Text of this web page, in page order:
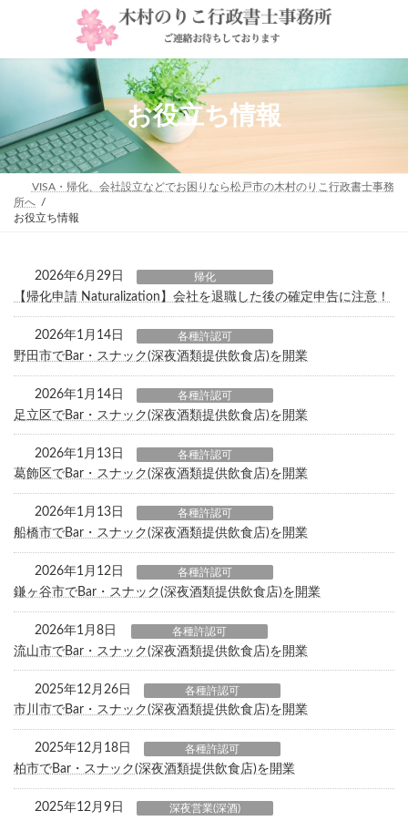
ン
ッ
プ
ー
移
動
お役立ち情報
VISA・帰化、会社設立などでお困りなら松戸市の木村のりこ行政書士事務
所へ
お役立ち情報
2026年6月29日 帰化
【帰化申請 Naturalization】会社を退職した後の確定申告に注意！
2026年1月14日 各種許認可
野田市でBar・スナック(深夜酒類提供飲食店)を開業
2026年1月14日 各種許認可
足立区でBar・スナック(深夜酒類提供飲食店)を開業
2026年1月13日 各種許認可
葛飾区でBar・スナック(深夜酒類提供飲食店)を開業
2026年1月13日 各種許認可
船橋市でBar・スナック(深夜酒類提供飲食店)を開業
2026年1月12日 各種許認可
鎌ヶ谷市でBar・スナック(深夜酒類提供飲食店)を開業
2026年1月8日 各種許認可
流山市でBar・スナック(深夜酒類提供飲食店)を開業
2025年12月26日 各種許認可
市川市でBar・スナック(深夜酒類提供飲食店)を開業
2025年12月18日 各種許認可
柏市でBar・スナック(深夜酒類提供飲食店)を開業
2025年12月9日 深夜営業(深酒)